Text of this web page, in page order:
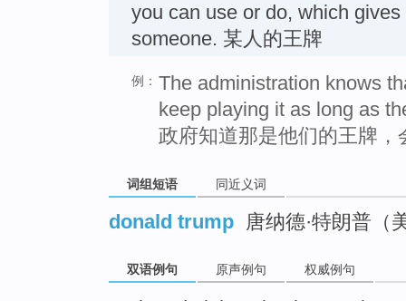
you can use or do, which
someone. 某人的王牌
例： The administration knows
keep playing it as long as
政府知道那是他们的王牌
词组短语 同近义词
donald trump 唐纳德·特朗普（
双语例句 原声例句 权威例句